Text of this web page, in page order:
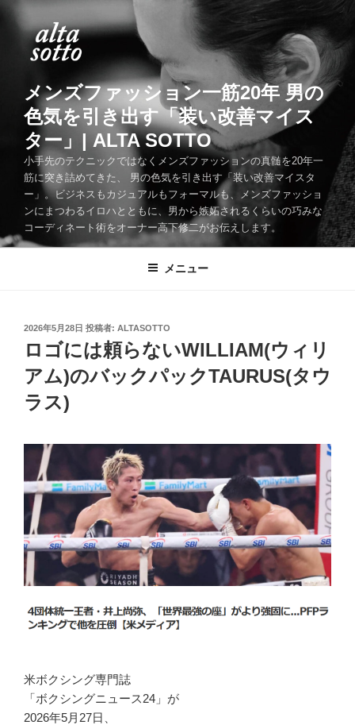
メンズファッション一筋20年 男の
色気を引き出す「装い改善マイス
ター」| ALTA SOTTO
小手先のテクニックではなくメンズファッションの真髄を20年一
筋に突き詰めてきた、 男の色気を引き出す「装い改善マイスタ
ー」。ビジネスもカジュアルもフォーマルも、メンズファッショ
ンにまつわるイロハとともに、男から嫉妬されるくらいの巧みな
コーディネート術をオーナー高下修二がお伝えします。
メニュー
投
日:
2026年5月28日 投稿者: ALTASOTTO
ロゴには頼らないWILLIAM(ウィリ
アム)のバックパックTAURUS(タウ
ラス)
米ボクシング専門誌
「ボクシングニュース24」が
2026年5月27日、